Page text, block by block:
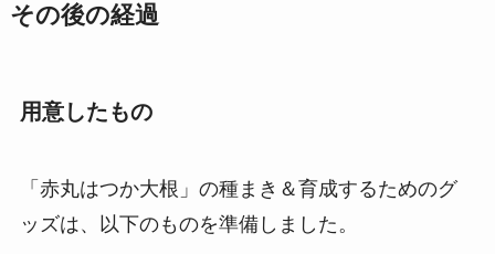
その後の経過
用意したもの
「赤丸はつか大根」の種まき＆育成するためのグ
ッズは、以下のものを準備しました。